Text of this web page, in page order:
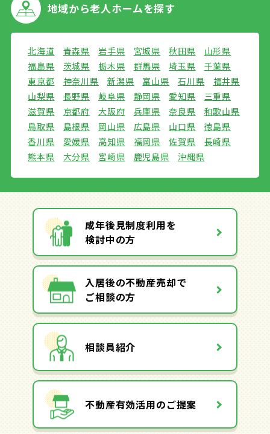
地域から老人ホームを探す
北海道 青森県 岩手県 宮城県 秋田県
山形県
福島県
茨城県 栃木県 群馬県 埼玉県
千葉県
東京都
神奈川県 新潟県 富山県 石川県
福井県
山梨県
長野県 岐阜県 静岡県 愛知県
三重県
滋賀県
京都府 大阪府 兵庫県 奈良県
和歌山県
鳥取県
島根県 岡山県 広島県 山口県
徳島県
香川県
愛媛県 高知県 福岡県 佐賀県
長崎県
熊本県
大分県 宮崎県 鹿児島県 沖縄県
成年後見制度利用を
検討中の方
入居後の不動産売却で
ご相談の方
相談員紹介
不動産有効活用のご提案